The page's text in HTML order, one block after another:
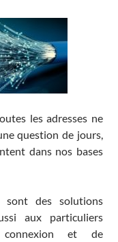
les adresses ne
question de jours,
dans nos bases
sont des solutions
aux particuliers
et de